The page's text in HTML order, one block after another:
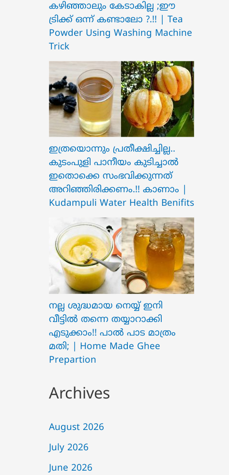
കഴിഞ്ഞാലും കേടാകില്ല ;ഈ
ട്രിക്ക് ഒന്ന് കണ്ടാലോ ?.!! | Tea
Powder Using Washing Machine
Trick
ഇത്രയൊന്നും പ്രതീക്ഷിച്ചില്ല..
ക‍ു‌ടംപുളി പാനീയം കുടിച്ചാൽ
ഇതൊക്കെ സംഭവിക്കുന്നത്
അറിഞ്ഞിരിക്കണം.!! കാണാം |
Kudampuli Water Health Benifits
നല്ല ശുദ്ധമായ നെയ്യ് ഇനി
വീട്ടിൽ തന്നെ തയ്യാറാക്കി
എടുക്കാം!! പാൽ പാട മാത്രം
മതി; | Home Made Ghee
Prepartion
Archives
August 2026
July 2026
June 2026